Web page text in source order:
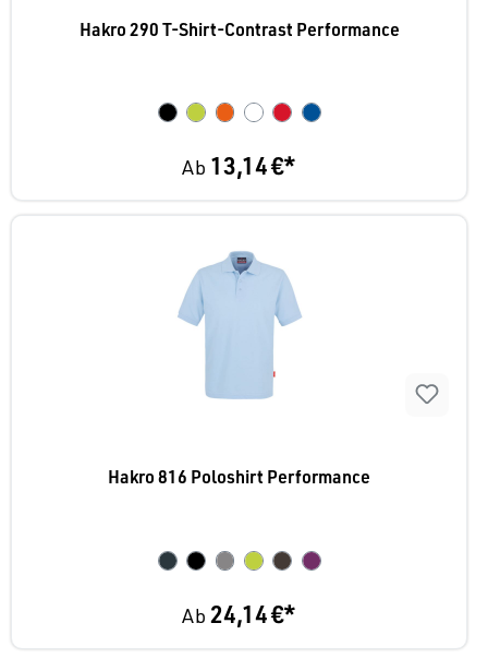
Hakro 290 T-Shirt-Contrast Performance
Ab 13,14 €*
Hakro 816 Poloshirt Performance
Ab24,14 €*